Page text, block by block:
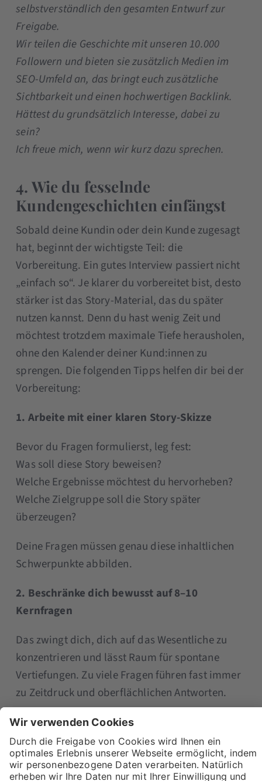
selbstverständlich den gesamten Entwurf zur
Freigabe.
Wir teilen die Geschichte mit unseren 10.000
Followern und bieten sie zusätzlich Medien im
SEO-Umfeld an, das bringt euch zusätzliche
Sichtbarkeit und einen hochwertigen Backlink.
Hättest du grundsätzlich Interesse, dabei zu
sein?
Ich freue mich, wenn wir kurz dazu sprechen.
4. Wie du fesselnde
Kundengeschichten einfängst
Sobald deine Kundin oder dein Kunde zugesagt
hat, beginnt der wichtigste Teil: die
Vorbereitung. Ein gutes Interview passiert nicht
„einfach so“. Je klarer du vorbereitet bist, desto
stärker ist das Story-Material, das du später
nutzen kannst. Denn du hast wenig Zeit und
möchtest trotzdem maximale Tiefe herausholen,
ohne den Kalender deiner Kund:innen zu
sprengen. Die folgenden Tipps helfen dir bei der
Vorbereitung:
1. Arbeite mit einer klaren Story-Skizze
Bevor du Fragen formulierst, leg fest:
Was soll diese Story beweisen?
Welche Ergebnisse möchtest du hervorheben?
Welche Zielgruppe soll die Story später
überzeugen?
Deine Fragen müssen genau diese inhaltlichen
Schwerpunkte abbilden.
2. Beschränke dich bewusst auf 8–10
Kernfragen
Das zwingt dich, dich auf das Wesentliche zu
konzentrieren und lässt Raum für spontane
Vertiefungen. Zu viele Fragen führen fast immer
zu Zeitdruck und oberflächlichen Antworten.
3. Schicke relevante Kennzahlen im Voraus
Bitte deine Kund:innen, Zahlen oder konkrete
Beispiele bereitzuhalten: